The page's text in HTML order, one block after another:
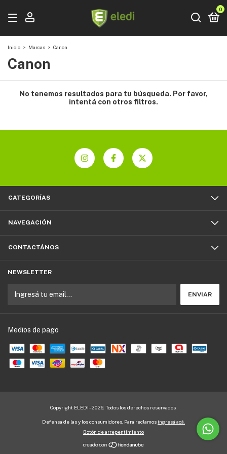
0
Inicio > Marcas > Canon
Canon
No tenemos resultados para tu búsqueda. Por favor,
intentá con otros filtros.
CATEGORÍAS
NAVEGACIÓN
CONTACTÁNOS
NEWSLETTER
Medios de pago
Copyright ELEDI - 2026. Todos los derechos reservados.
Defensa de las y los consumidores. Para reclamos ingresá acá.
Botón de arrepentimiento